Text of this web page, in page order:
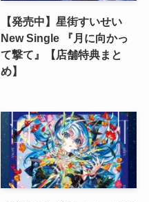
【発売中】星街すいせい
New Single 『月に向かっ
て撃て』【店舗特典まと
め】